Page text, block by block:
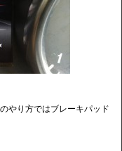
やり方ではブレーキパッド